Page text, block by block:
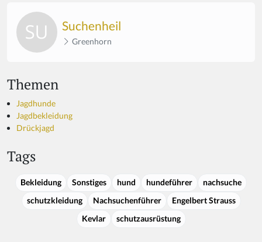
Suchenheil
Greenhorn
Themen
Jagdhunde
Jagdbekleidung
Drückjagd
Tags
Bekleidung Sonstiges hund hundeführer
nachsuche
schutzkleidung
Nachsuchenführer
Engelbert Strauss
Kevlar
schutzausrüstung